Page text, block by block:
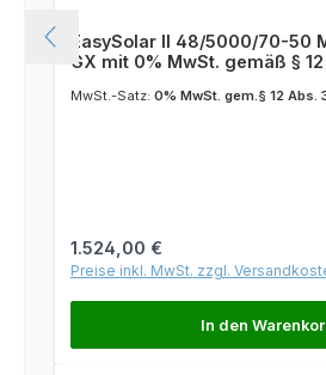
EasySolar II 48/5000/70-50
GX mit 0% MwSt. gemäß § 12
MwSt.-Satz: 0% MwSt. gem.§ 12 Abs.
Regulärer Preis:
1.524,00 €
Preise inkl. MwSt. zzgl.
In den